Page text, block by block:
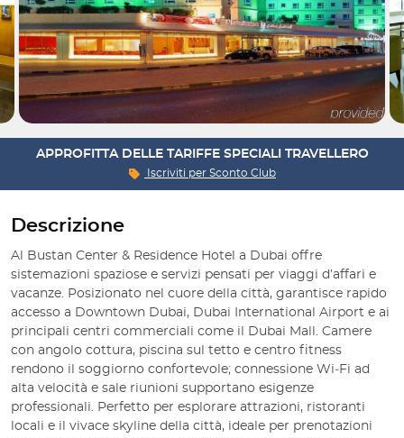
APPROFITTA DELLE TARIFFE SPECIALI TRAVELLERO
Iscriviti per Sconto Club
Descrizione
Al Bustan Center & Residence Hotel a Dubai offre
sistemazioni spaziose e servizi pensati per viaggi d’affari e
vacanze. Posizionato nel cuore della città, garantisce rapido
accesso a Downtown Dubai, Dubai International Airport e ai
principali centri commerciali come il Dubai Mall. Camere
con angolo cottura, piscina sul tetto e centro fitness
rendono il soggiorno confortevole; connessione Wi‑Fi ad
alta velocità e sale riunioni supportano esigenze
professionali. Perfetto per esplorare attrazioni, ristoranti
locali e il vivace skyline della città, ideale per prenotazioni